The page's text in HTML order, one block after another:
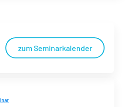
zum Seminarkalender